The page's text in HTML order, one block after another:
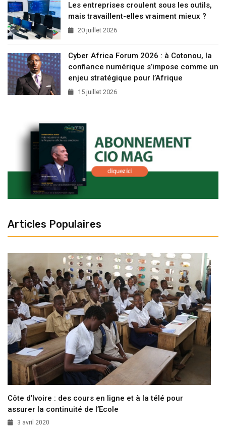
Les entreprises croulent sous les outils,
mais travaillent-elles vraiment mieux ?
20 juillet 2026
Cyber Africa Forum 2026 : à Cotonou, la
confiance numérique s’impose comme un
enjeu stratégique pour l’Afrique
15 juillet 2026
Articles Populaires
Côte d’Ivoire : des cours en ligne et à la télé pour
assurer la continuité de l’Ecole
3 avril 2020